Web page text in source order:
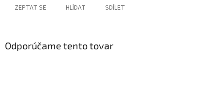
ZEPTAT SE HLÍDAT SDÍLET
Odporúčame tento tovar